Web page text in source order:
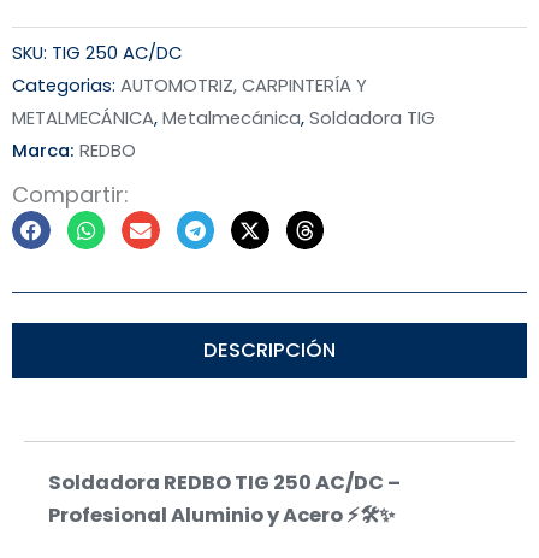
SKU: TIG 250 AC/DC
Categorias: AUTOMOTRIZ, CARPINTERÍA Y
METALMECÁNICA,Metalmecánica,Soldadora TIG
Marca: REDBO
Compartir:
DESCRIPCIÓN
Soldadora REDBO TIG 250 AC/DC –
Profesional Aluminio y Acero ⚡🛠️✨